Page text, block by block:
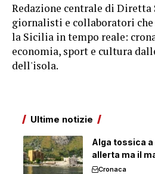
Redazione centrale di
giornalisti e collaboratori
la Sicilia in tempo reale:
economia, sport e cultura
dell'isola.
Ultime notizie
Alga tossica a
allerta ma il
Cronaca